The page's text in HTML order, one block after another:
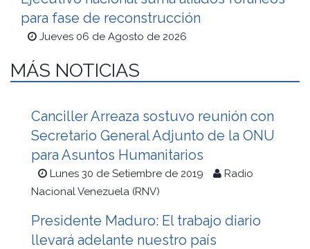
para fase de reconstrucción
Jueves 06 de Agosto de 2026
MÁS NOTICIAS
Canciller Arreaza sostuvo reunión con
Secretario General Adjunto de la ONU
para Asuntos Humanitarios
Lunes 30 de Setiembre de 2019
Radio
Nacional Venezuela (RNV)
Presidente Maduro: El trabajo diario
llevará adelante nuestro país